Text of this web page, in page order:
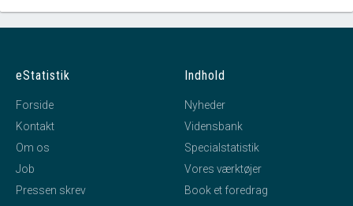
eStatistik
Forside
Kontakt
Om os
Job
Pressen skrev
Indhold
Nyheder
Vidensbank
Specialstatistik
Vores værktøjer
Book et foredrag